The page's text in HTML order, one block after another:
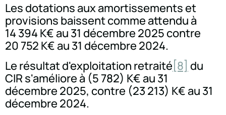
Les dotations aux amortissements et
provisions baissent comme attendu à
14 394 K€ au 31 décembre 2025 contre
20 752 K€ au 31 décembre 2024.
Le résultat d'exploitation retraité [8] du
CIR s'améliore à (5 782) K€ au 31
décembre 2025, contre (23 213) K€ au 31
décembre 2024.